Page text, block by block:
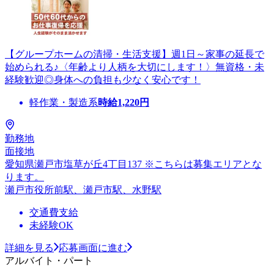
【グループホームの清掃・生活支援】週1日～家事の延長で
始められる♪〈年齢より人柄を大切にします！〉無資格・未
経験歓迎◎身体への負担も少なく安心です！
軽作業・製造系時給1,220円
勤務地
面接地
愛知県瀬戸市塩草が丘4丁目137 ※こちらは募集エリアとな
ります。
瀬戸市役所前駅、瀬戸市駅、水野駅
交通費支給
未経験OK
詳細を見る
応募画面に進む
アルバイト・パート